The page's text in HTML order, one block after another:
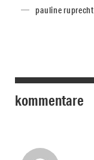
pauline ruprecht
kommentare